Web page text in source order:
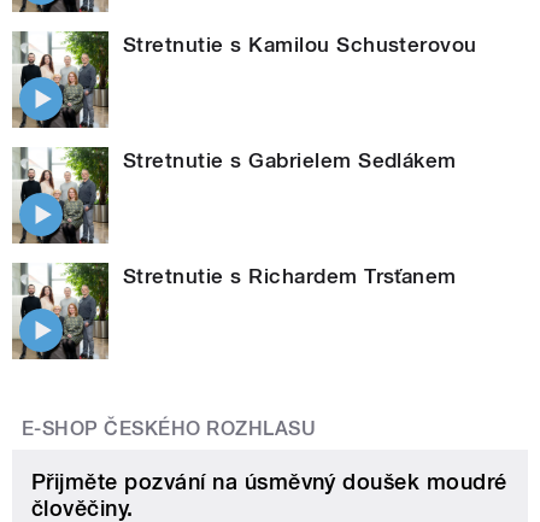
Stretnutie s Kamilou Schusterovou
Stretnutie s Gabrielem Sedlákem
Stretnutie s Richardem Trsťanem
E-SHOP ČESKÉHO ROZHLASU
Přijměte pozvání na úsměvný doušek moudré
člověčiny.